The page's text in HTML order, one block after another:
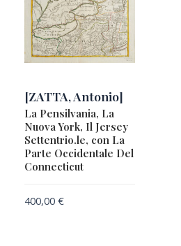
[ZATTA, Antonio]
La Pensilvania, La
Nuova York, Il Jersey
Settentrio.le, con La
Parte Occidentale Del
Connecticut
400,00 €